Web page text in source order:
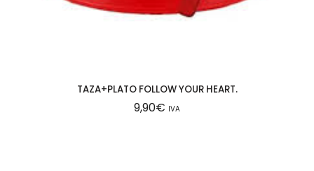
TAZA+PLATO FOLLOW YOUR HEART.
9,90€ IVA